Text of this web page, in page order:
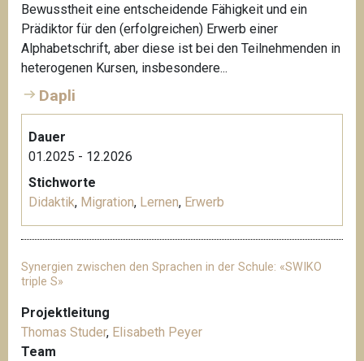
Bewusstheit eine entscheidende Fähigkeit und ein
Prädiktor für den (erfolgreichen) Erwerb einer
Alphabetschrift, aber diese ist bei den Teilnehmenden in
heterogenen Kursen, insbesondere...
Dapli
Dauer
01.2025 - 12.2026
Stichworte
Didaktik, Migration, Lernen, Erwerb
Synergien zwischen den Sprachen in der Schule: «SWIKO
triple S»
Projektleitung
Thomas Studer, Elisabeth Peyer
Team